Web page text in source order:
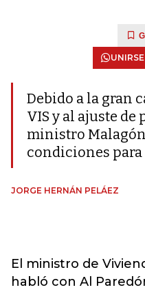
Debido a la gran
VIS y al ajuste de
ministro
condiciones
JORGE HERNÁN PELÁEZ
El ministro de
habló con Al